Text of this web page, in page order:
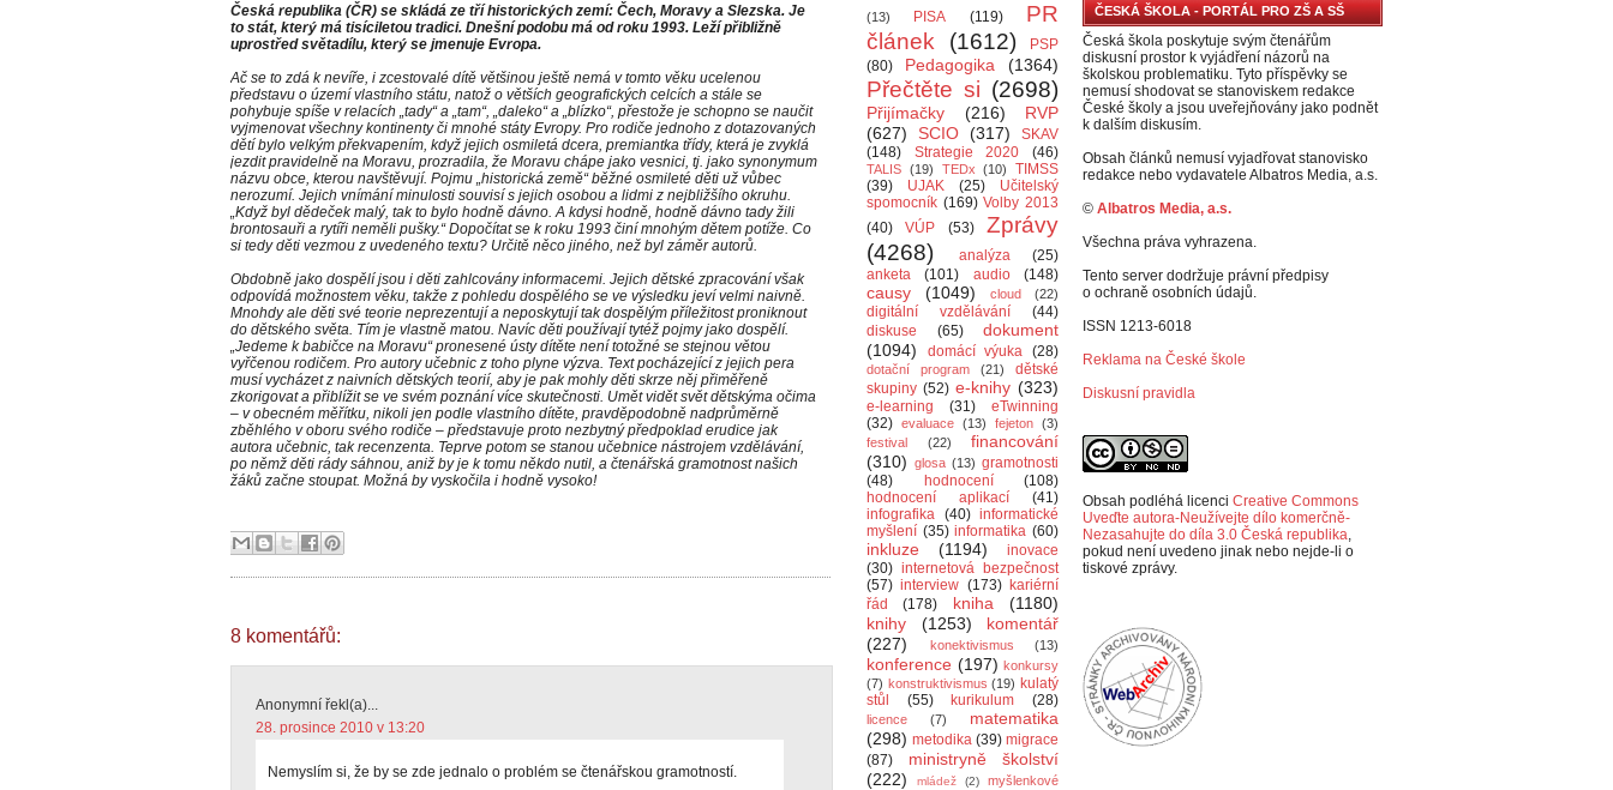
Česká republika (ČR) se skládá ze tří historických zemí: Čech, Moravy a Slezska. Je
to stát, který má tisíciletou tradici. Dnešní podobu má od roku 1993. Leží přibližně
uprostřed světadílu, který se jmenuje Evropa.
Ač se to zdá k nevíře, i zcestovalé dítě většinou ještě nemá v tomto věku ucelenou
představu o území vlastního státu, natož o větších geografických celcích a stále se
pohybuje spíše v relacích „tady“ a „tam“, „daleko“ a „blízko“, přestože je schopno se naučit
vyjmenovat všechny kontinenty či mnohé státy Evropy. Pro rodiče jednoho z dotazovaných
dětí bylo velkým překvapením, když jejich osmiletá dcera, premiantka třídy, která je zvyklá
jezdit pravidelně na Moravu, prozradila, že Moravu chápe jako vesnici, tj. jako synonymum
názvu obce, kterou navštěvují. Pojmu „historická země“ běžné osmileté děti už vůbec
nerozumí. Jejich vnímání minulosti souvisí s jejich osobou a lidmi z nejbližšího okruhu.
„Když byl dědeček malý, tak to bylo hodně dávno. A kdysi hodně, hodně dávno tady žili
brontosauři a rytíři neměli pušky.“ Dopočítat se k roku 1993 činí mnohým dětem potíže. Co
si tedy děti vezmou z uvedeného textu? Určitě něco jiného, než byl záměr autorů.
Obdobně jako dospělí jsou i děti zahlcovány informacemi. Jejich dětské zpracování však
odpovídá možnostem věku, takže z pohledu dospělého se ve výsledku jeví velmi naivně.
Mnohdy ale děti své teorie neprezentují a neposkytují tak dospělým příležitost proniknout
do dětského světa. Tím je vlastně matou. Navíc děti používají tytéž pojmy jako dospělí.
„Jedeme k babičce na Moravu“ pronesené ústy dítěte není totožné se stejnou větou
vyřčenou rodičem. Pro autory učebnic z toho plyne výzva. Text pocházející z jejich pera
musí vycházet z naivních dětských teorií, aby je pak mohly děti skrze něj přiměřeně
zkorigovat a přiblížit se ve svém poznání více skutečnosti. Umět vidět svět dětskýma očima
– v obecném měřítku, nikoli jen podle vlastního dítěte, pravděpodobně nadprůměrně
zběhlého v oboru svého rodiče – představuje proto nezbytný předpoklad erudice jak
autora učebnic, tak recenzenta. Teprve potom se stanou učebnice nástrojem vzdělávání,
po němž děti rády sáhnou, aniž by je k tomu někdo nutil, a čtenářská gramotnost našich
žáků začne stoupat. Možná by vyskočila i hodně vysoko!
8 komentářů:
Anonymní řekl(a)...
28. prosince 2010 v 13:20
Nemyslím si, že by se zde jednalo o problém se čtenářskou gramotností.
(13)
PISA (119)
PR
článek
(1612)
PSP
(80)
Pedagogika (1364)
Přečtěte si (2698)
Přijímačky (216)
RVP
(627)
SCIO (317)
SKAV
(148)
Strategie 2020 (46)
TALIS (19) TEDx (10)
TIMSS
(39)
UJAK (25)
Učitelský
spomocník (169) Volby 2013
(40)
VÚP (53)
Zprávy
(4268)
analýza
(25)
anketa
(101) audio (148)
causy (1049) cloud (22)
digitální vzdělávání
(44)
diskuse
(65)
dokument
(1094)
domácí výuka (28)
dotační program (21)
dětské
skupiny (52) e-knihy (323)
e-learning (31)
eTwinning
(32) evaluace (13) fejeton (3)
festival
(22)
financování
(310) glosa (13) gramotnosti
(48)
hodnocení
(108)
hodnocení aplikací
(41)
infografika (40) informatické
myšlení (35) informatika (60)
inkluze (1194)
inovace
(30) internetová bezpečnost
(57) interview (173) kariérní
řád
(178) kniha
(1180)
knihy
(1253)
komentář
(227)
konektivismus (13)
konference (197) konkursy
(7) konstruktivismus (19) kulatý
stůl
(55) kurikulum (28)
licence (7)
matematika
(298) metodika (39) migrace
(87)
ministryně školství
(222)
mládež (2)
myšlenkové
ČESKÁ ŠKOLA - PORTÁL PRO ZŠ A SŠ
Česká škola poskytuje svým čtenářům
diskusní prostor k vyjádření názorů na
školskou problematiku. Tyto příspěvky se
nemusí shodovat se stanoviskem redakce
České školy a jsou uveřejňovány jako podnět
k dalším diskusím.
Obsah článků nemusí vyjadřovat stanovisko
redakce nebo vydavatele Albatros Media, a.s.
© Albatros Media, a.s.
Všechna práva vyhrazena.
Tento server dodržuje právní předpisy
o ochraně osobních údajů.
ISSN 1213-6018
Reklama na České škole
Diskusní pravidla
Obsah podléhá licenci Creative Commons
Uveďte autora-Neužívejte dílo komerčně-
Nezasahujte do díla 3.0 Česká republika,
pokud není uvedeno jinak nebo nejde-li o
tiskové zprávy.